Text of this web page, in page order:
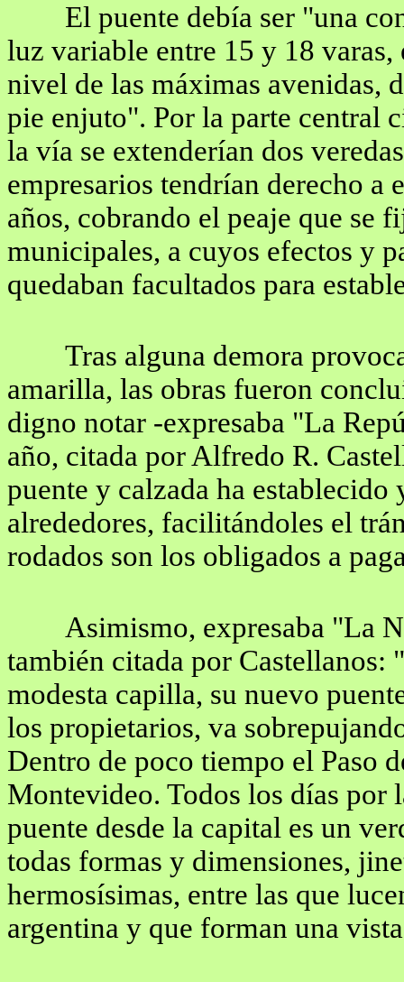
El puente debía ser "una
luz variable entre 15 y 18
nivel de las máximas avenidas,
pie enjuto". Por la parte central
la vía se extenderían dos
empresarios tendrían derecho
años, cobrando el peaje que se
municipales, a cuyos efectos y
quedaban facultados para
Tras alguna demora
amarilla, las obras fueron
digno notar -expresaba "La
año, citada por Alfredo R.
puente y calzada ha establecido
alrededores, facilitándoles el
rodados son los obligados a
Asimismo, expresaba "La
también citada por
modesta capilla, su nuevo
los propietarios, va
Dentro de poco tiempo el Paso
Montevideo. Todos los días por
puente desde la capital es un
todas formas y dimensiones,
hermosísimas, entre las que
argentina y que forman una